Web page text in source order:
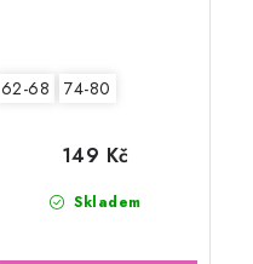
62-68 74-80
Skladem
149 Kč